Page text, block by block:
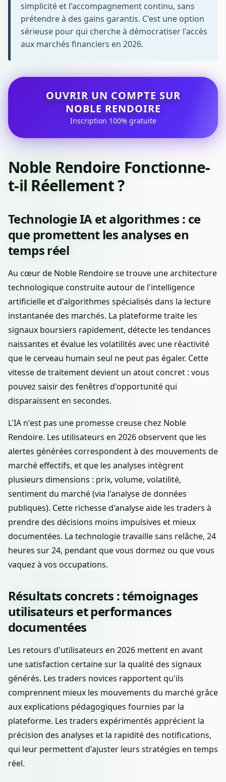
simplicité et l'accompagnement continu, sans
prétendre à des gains garantis. C'est une option
sérieuse pour qui cherche à démocratiser l'accès
aux marchés financiers en 2026.
OUVRIR UN COMPTE SUR
NOBLE RENDOIRE
Inscription 100% gratuite
Noble Rendoire Fonctionne-
t-il Réellement ?
Technologie IA et algorithmes : ce
que promettent les analyses en
temps réel
Au cœur de Noble Rendoire se trouve une architecture
technologique construite autour de l'intelligence
artificielle et d'algorithmes spécialisés dans la lecture
instantanée des marchés. La plateforme traite les
signaux boursiers rapidement, détecte les tendances
naissantes et évalue les volatilités avec une réactivité
que le cerveau humain seul ne peut pas égaler. Cette
vitesse de traitement devient un atout concret : vous
pouvez saisir des fenêtres d'opportunité qui
disparaissent en secondes.
L'IA n'est pas une promesse creuse chez Noble
Rendoire. Les utilisateurs en 2026 observent que les
alertes générées correspondent à des mouvements de
marché effectifs, et que les analyses intègrent
plusieurs dimensions : prix, volume, volatilité,
sentiment du marché (via l'analyse de données
publiques). Cette richesse d'analyse aide les traders à
prendre des décisions moins impulsives et mieux
documentées. La technologie travaille sans relâche, 24
heures sur 24, pendant que vous dormez ou que vous
vaquez à vos occupations.
Résultats concrets : témoignages
utilisateurs et performances
documentées
Les retours d'utilisateurs en 2026 mettent en avant
une satisfaction certaine sur la qualité des signaux
générés. Les traders novices rapportent qu'ils
comprennent mieux les mouvements du marché grâce
aux explications pédagogiques fournies par la
plateforme. Les traders expérimentés apprécient la
précision des analyses et la rapidité des notifications,
qui leur permettent d'ajuster leurs stratégies en temps
réel.